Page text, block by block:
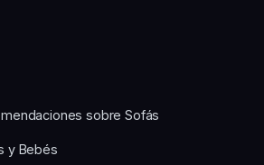
sobre Sofás
y Bebés